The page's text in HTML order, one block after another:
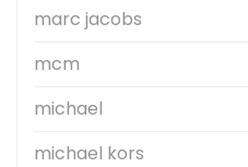
marc jacobs
mcm
michael
michael kors